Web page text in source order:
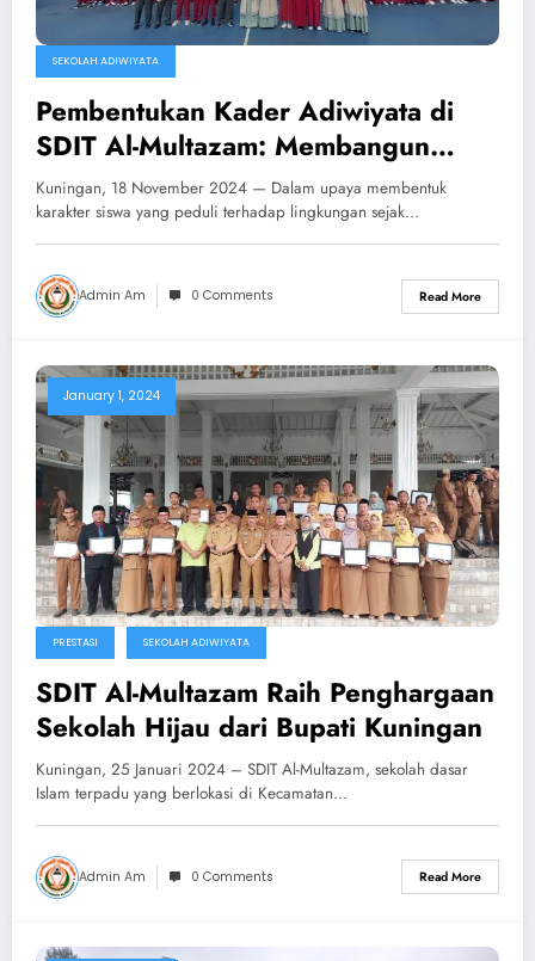
SEKOLAH ADIWIYATA
Pembentukan Kader Adiwiyata di
SDIT Al-Multazam: Membangun
Generasi Cinta Lingkungan
Kuningan, 18 November 2024 — Dalam upaya membentuk
karakter siswa yang peduli terhadap lingkungan sejak…
Admin Am 0 Comments Read More
January 1, 2024
PRESTASI SEKOLAH ADIWIYATA
SDIT Al-Multazam Raih Penghargaan
Sekolah Hijau dari Bupati Kuningan
Kuningan, 25 Januari 2024 – SDIT Al-Multazam, sekolah dasar
Islam terpadu yang berlokasi di Kecamatan…
Admin Am 0 Comments Read More